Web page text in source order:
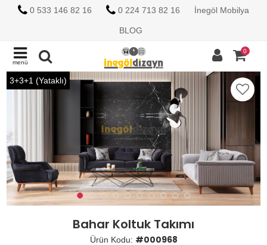
0 533 146 82 16 0 224 713 82 16 İnegöl Mobilya
BLOG
menü
0
3+3+1 (Yataklı)
Bahar Koltuk Takımı
Ürün Kodu: #000968